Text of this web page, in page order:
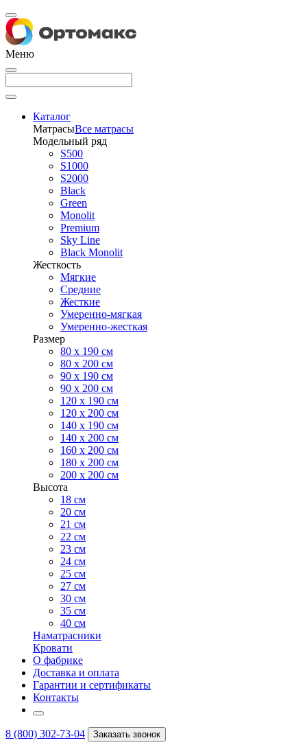
Меню
Каталог
МатрасыВсе матрасы
Модельный ряд
S500
S1000
S2000
Black
Green
Monolit
Premium
Sky Line
Black Monolit
Жесткость
Мягкие
Средние
Жесткие
Умеренно-мягкая
Умеренно-жесткая
Размер
80 х 190 см
80 х 200 см
90 х 190 см
90 х 200 см
120 х 190 см
120 х 200 см
140 х 190 см
140 х 200 см
160 х 200 см
180 х 200 см
200 х 200 см
Высота
18 см
20 см
21 см
22 см
23 см
24 см
25 см
27 см
30 см
35 см
40 см
Наматрасники
Кровати
О фабрике
Доставка и оплата
Гарантии и сертификаты
Контакты
8 (800) 302-73-04 Заказать звонок